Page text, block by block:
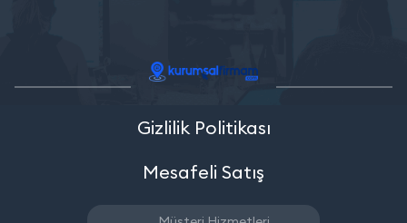
Gizlilik Politikası
Mesafeli Satış